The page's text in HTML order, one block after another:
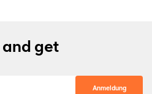
and get